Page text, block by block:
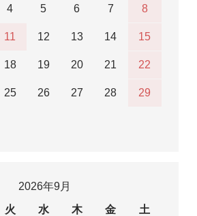
4 5 6 7 8
11 12 13 14 15
18 19 20 21 22
25 26 27 28 29
2026年9月
火 水 木 金 土